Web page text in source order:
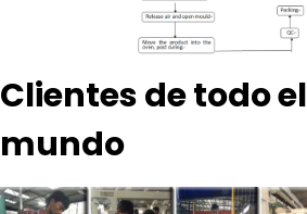
Clientes de todo el
mundo